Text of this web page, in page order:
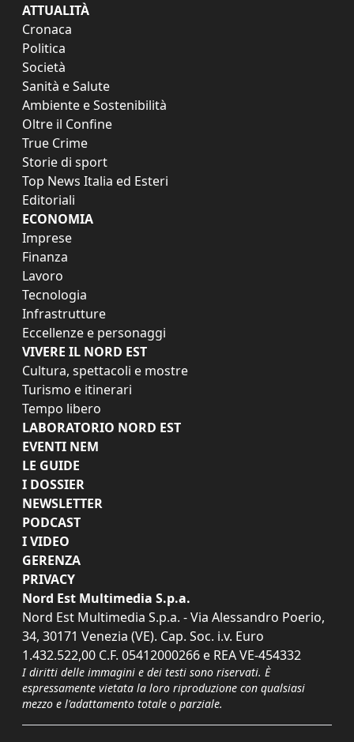
ATTUALITÀ
Cronaca
Politica
Società
Sanità e Salute
Ambiente e Sostenibilità
Oltre il Confine
True Crime
Storie di sport
Top News Italia ed Esteri
Editoriali
ECONOMIA
Imprese
Finanza
Lavoro
Tecnologia
Infrastrutture
Eccellenze e personaggi
VIVERE IL NORD EST
Cultura, spettacoli e mostre
Turismo e itinerari
Tempo libero
LABORATORIO NORD EST
EVENTI NEM
LE GUIDE
I DOSSIER
NEWSLETTER
PODCAST
I VIDEO
GERENZA
PRIVACY
Nord Est Multimedia S.p.a.
Nord Est Multimedia S.p.a. - Via Alessandro Poerio,
34, 30171 Venezia (VE). Cap. Soc. i.v. Euro
1.432.522,00 C.F. 05412000266 e REA VE-454332
I diritti delle immagini e dei testi sono riservati. È
espressamente vietata la loro riproduzione con qualsiasi
mezzo e l'adattamento totale o parziale.